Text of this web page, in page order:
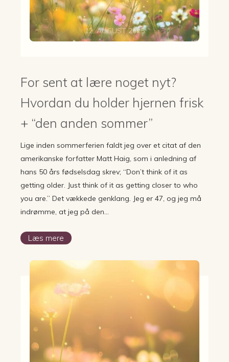
For sent at lære noget nyt?
Hvordan du holder hjernen frisk
+ “den anden sommer”
12. AUGUST 2025
Lige inden sommerferien faldt jeg over et citat af den
amerikanske forfatter Matt Haig, som i anledning af
hans 50 års fødselsdag skrev; “Don’t think of it as
getting older. Just think of it as getting closer to who
you are.” Det vækkede genklang. Jeg er 47, og jeg må
indrømme, at jeg på den…
Læs mere